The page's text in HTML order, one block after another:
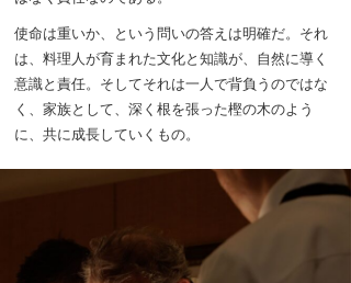
使命は重いか、という問いの答えは明確だ。それ
は、料理人が育まれた文化と知識が、自然に導く
意識と責任。そしてそれは一人で背負うのではな
く、家族として、深く根を張った樫の木のよう
に、共に成長していくもの。